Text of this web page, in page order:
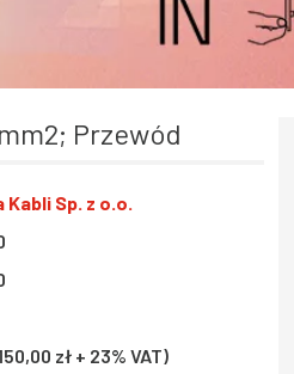
Przewód
Kabli Sp. z o.o.
zł + 23% VAT)